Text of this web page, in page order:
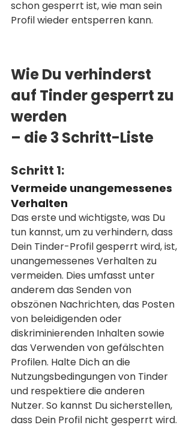
schon gesperrt ist, wie man sein
Profil wieder entsperren kann.
Wie Du verhinderst
auf Tinder gesperrt zu
werden
– die 3 Schritt-Liste
Schritt 1:
Vermeide unangemessenes
Verhalten
Das erste und wichtigste, was Du
tun kannst, um zu verhindern, dass
Dein Tinder-Profil gesperrt wird, ist,
unangemessenes Verhalten zu
vermeiden. Dies umfasst unter
anderem das Senden von
obszönen Nachrichten, das Posten
von beleidigenden oder
diskriminierenden Inhalten sowie
das Verwenden von gefälschten
Profilen. Halte Dich an die
Nutzungsbedingungen von Tinder
und respektiere die anderen
Nutzer. So kannst Du sicherstellen,
dass Dein Profil nicht gesperrt wird.